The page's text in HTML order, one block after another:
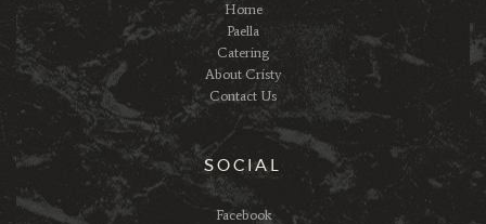
Home
Paella
Catering
About Cristy
Contact Us
SOCIAL
Facebook